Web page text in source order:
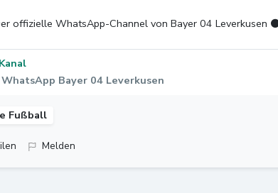
offizielle WhatsApp-Channel von Bayer 04 Leverkusen
WhatsApp Bayer 04 Leverkusen
Fußball
Melden